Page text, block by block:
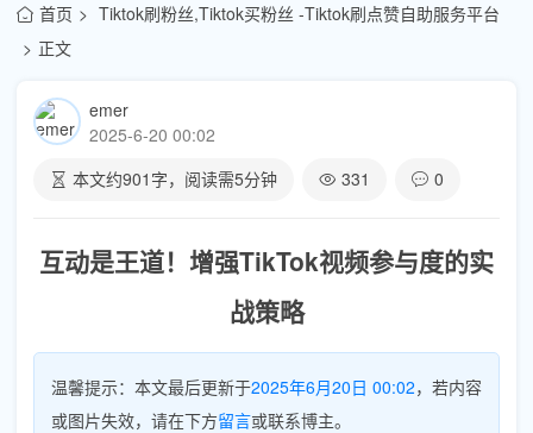
首页
Tiktok刷粉丝,Tiktok买粉丝 -Tiktok刷点赞自助服务平台
正文
emer
2025-6-20 00:02
本文约901 字，阅读需5分钟 331 0
互动是王道！增强TikTok视频参与度的实
战策略
温馨提示：本文最后更新于2025年6月20日 00:02，若内容
或图片失效，请在下方留言或联系博主。